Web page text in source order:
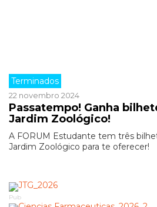
Terminados
22 novembro 2024
Passatempo! Ganha
Jardim Zoológico!
A FORUM Estudante tem três
Jardim Zoológico para te oferecer!
Pub